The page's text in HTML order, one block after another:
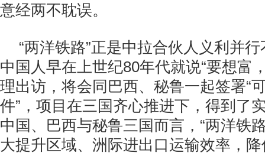
意经两不耽误。
“两洋铁路”正是中拉合伙人义利并
中国人早在上世纪80年代就说“要想富
理出访，将会同巴西、秘鲁一起签署“
件”，项目在三国齐心推进下，得到了
中国、巴西与秘鲁三国而言，“两洋铁
大提升区域、洲际进出口运输效率，